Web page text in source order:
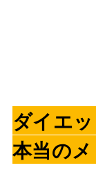
ダイエ
本当の